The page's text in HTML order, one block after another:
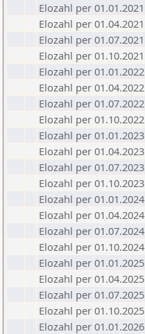
Elozahl per 01.01.2021
Elozahl per 01.04.2021
Elozahl per 01.07.2021
Elozahl per 01.10.2021
Elozahl per 01.01.2022
Elozahl per 01.04.2022
Elozahl per 01.07.2022
Elozahl per 01.10.2022
Elozahl per 01.01.2023
Elozahl per 01.04.2023
Elozahl per 01.07.2023
Elozahl per 01.10.2023
Elozahl per 01.01.2024
Elozahl per 01.04.2024
Elozahl per 01.07.2024
Elozahl per 01.10.2024
Elozahl per 01.01.2025
Elozahl per 01.04.2025
Elozahl per 01.07.2025
Elozahl per 01.10.2025
Elozahl per 01.01.2026